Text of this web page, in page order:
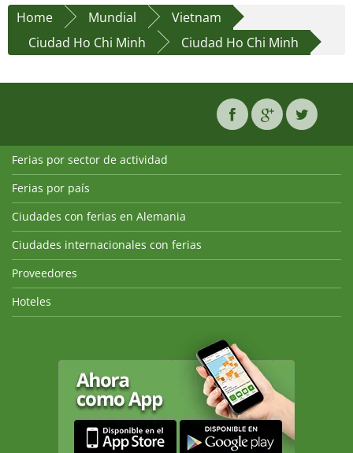
Home Mundial
Vietnam
Ciudad Ho Chi Minh
Ciudad Ho Chi Minh
Ferias por sector de actividad
Ferias por país
Ciudades con ferias en Alemania
Ciudades internacionales con ferias
Proveedores
Hoteles